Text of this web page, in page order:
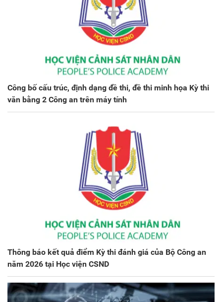
Công bố cấu trúc, định dạng đề thi, đề thi minh họa Kỳ thi
văn bằng 2 Công an trên máy tính
Thông báo kết quả điểm Kỳ thi đánh giá của Bộ Công an
năm 2026 tại Học viện CSND